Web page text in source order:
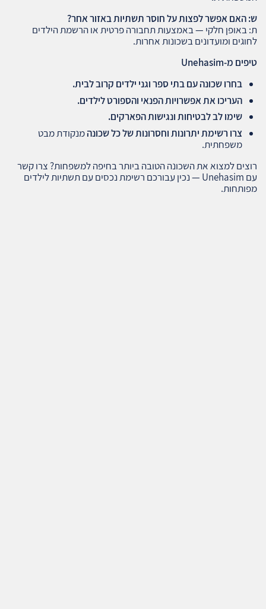
ש: האם אפשר לפצות על חוסר תשתיות באזור אחר?
ת: באופן חלקי — באמצעות תחבורה פרטית או הרשמת הילדים
לחוגים ומועדונים בשכונות אחרות.
טיפים מ-Unehasim
בחרו שכונה עם בתי ספר וגני ילדים קרוב לבית.
העריכו את אפשרויות הפנאי והספורט לילדים.
שימו לב לבטיחות ונגישות הפארקים.
צרו רשימת יתרונות וחסרונות של כל שכונהמנקודת מבט
משפחתית.
רוצים למצוא את השכונה הטובה ביותר בחיפה למשפחות? צרו קשר
עם Unehasim — נכין עבורכם רשימת נכסים עם תשתיות לילדים
מפותחות.